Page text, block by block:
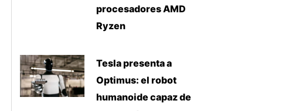
procesadores AMD
Ryzen
Tesla presenta a
Optimus: el robot
humanoide capaz de